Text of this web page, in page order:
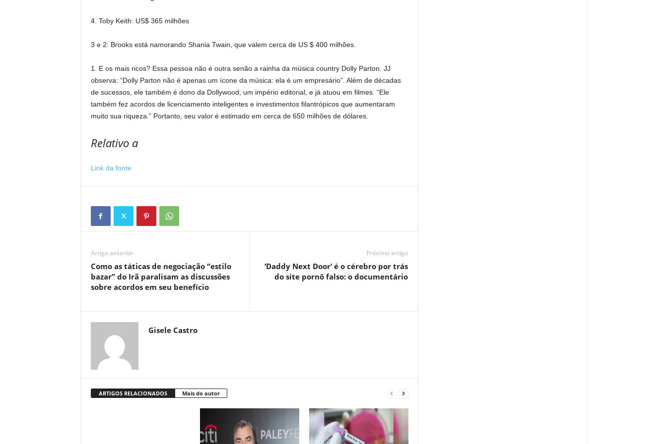
4. Toby Keith: US$ 365 milhões
3 e 2: Brooks está namorando Shania Twain, que valem cerca de US $ 400 milhões.
1. E os mais ricos? Essa pessoa não é outra senão a rainha da música country Dolly Parton. JJ
observa: “Dolly Parton não é apenas um ícone da música: ela é um empresário”. Além de décadas
de sucessos, ele também é dono da Dollywood, um império editorial, e já atuou em filmes. “Ele
também fez acordos de licenciamento inteligentes e investimentos filantrópicos que aumentaram
muito sua riqueza.” Portanto, seu valor é estimado em cerca de 650 milhões de dólares.
Relativo a
Link da fonte
Artigo anterior
Como as táticas de negociação “estilo
bazar” do Irã paralisam as discussões
sobre acordos em seu benefício
Próximo artigo
‘Daddy Next Door’ é o cérebro por trás
do site pornô falso: o documentário
Gisele Castro
ARTIGOS RELACIONADOS Mais do autor